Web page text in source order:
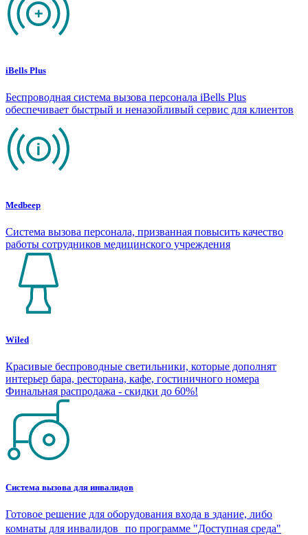
iBells Plus
Беспроводная система вызова персонала iBells Plus
обеспечивает быстрый и неназойливый сервис для клиентов
Medbeep
Система вызова персонала, призванная повысить качество
работы сотрудников медицинского учреждения
Wiled
Красивые беспроводные светильники, которые дополнят
интерьер бара, ресторана, кафе, гостиничного номера
Финальная распродажа - скидки до 60%!
Система вызова для инвалидов
Готовое решение для оборудования входа в здание, либо
комнаты для инвалидов по программе "Доступная среда"